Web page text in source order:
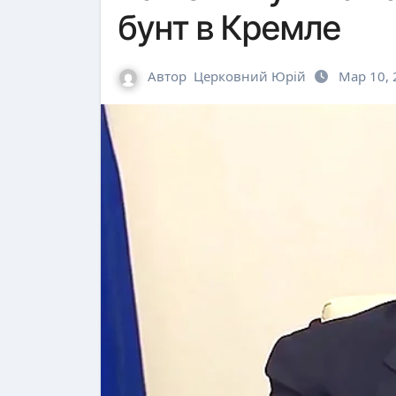
бунт в Кремле
Автор Церковний Юрій Мар 10,